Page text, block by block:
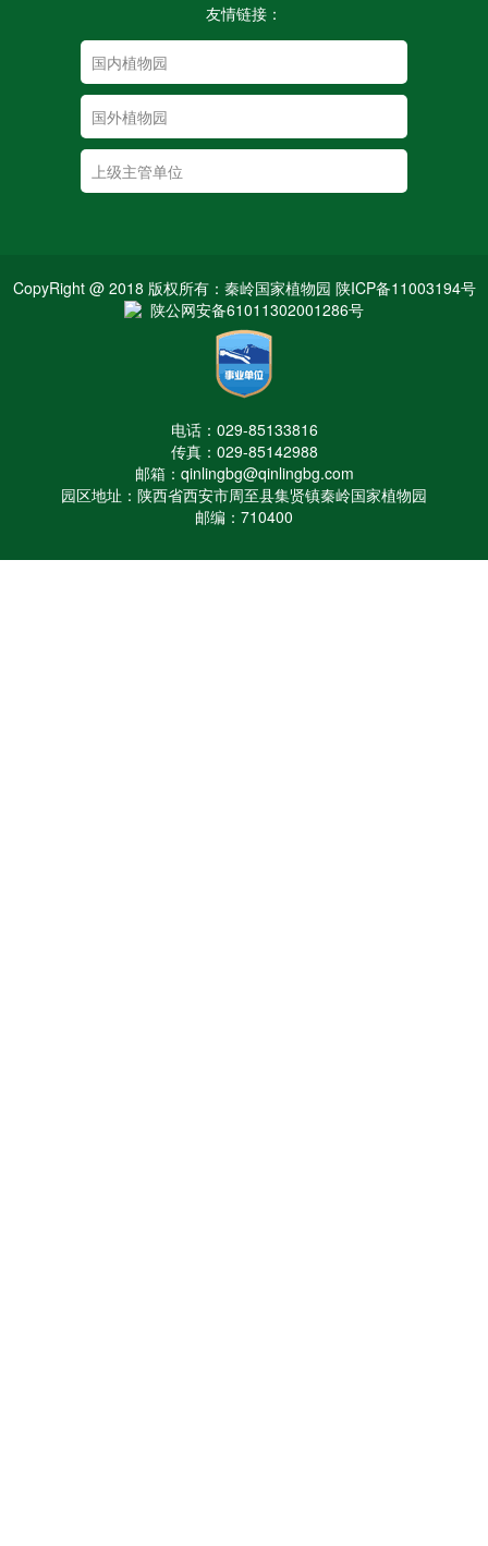
友情链接：
CopyRight @ 2018 版权所有：秦岭国家植物园 陕ICP备11003194号
陕公网安备61011302001286号
电话：029-85133816
传真：029-85142988
邮箱：qinlingbg@qinlingbg.com
园区地址：陕西省西安市周至县集贤镇秦岭国家植物园
邮编：710400